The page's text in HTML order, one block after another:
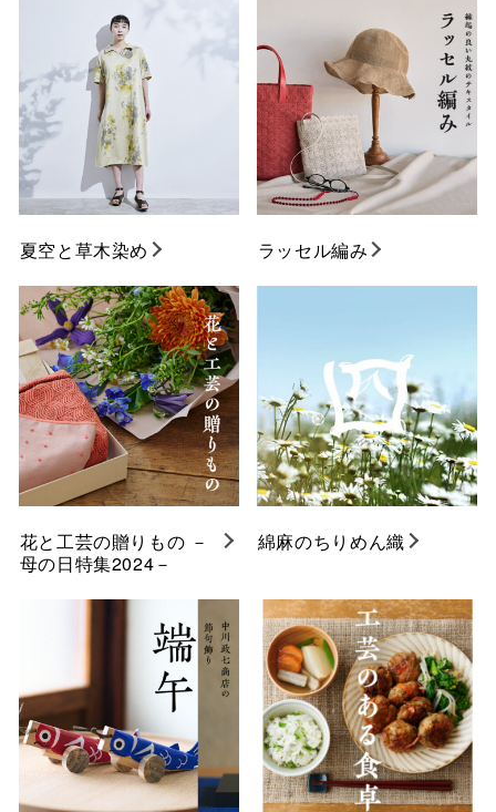
夏空と草木染め ラッセル編み
花と工芸の贈りもの －
母の日特集2024－
綿麻のちりめん織